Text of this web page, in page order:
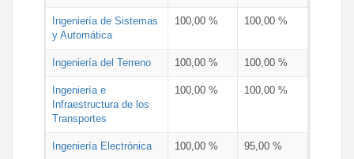
Ingeniería de Sistemas
y Automática
100,00 % 100,00 %
Ingeniería del Terreno 100,00 % 100,00 %
Ingeniería e
Infraestructura de los
Transportes
100,00 % 100,00 %
Ingeniería Electrónica 100,00 % 95,00 %